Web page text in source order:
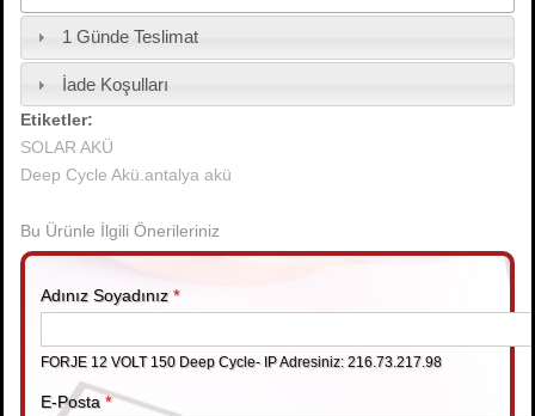
1 Günde Teslimat
İade Koşulları
Etiketler:
SOLAR AKÜ
Deep Cycle Akü.antalya akü
Bu Ürünle İlgili Önerileriniz
Adınız Soyadınız *
FORJE 12 VOLT 150 Deep Cycle- IP Adresiniz: 216.73.217.98
E-Posta *